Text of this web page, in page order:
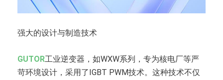
强大的设计与制造技术
GUTOR工业逆变器，如WXW系列，专为核电厂等严
苛环境设计，采用了IGBT PWM技术。这种技术不仅